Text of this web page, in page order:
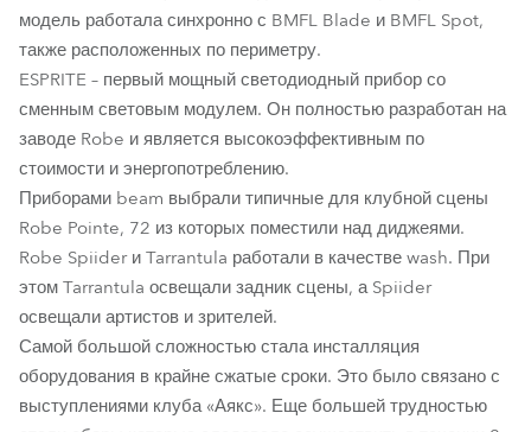
модель работала синхронно с BMFL Blade и BMFL Spot,
также расположенных по периметру.
ESPRITE – первый мощный светодиодный прибор со
сменным световым модулем. Он полностью разработан на
заводе Robe и является высокоэффективным по
стоимости и энергопотреблению.
Приборами beam выбрали типичные для клубной сцены
Robe Pointe, 72 из которых поместили над диджеями.
Robe Spiider и Tarrantula работали в качестве wash. При
этом Tarrantula освещали задник сцены, а Spiider
освещали артистов и зрителей.
Самой большой сложностью стала инсталляция
оборудования в крайне сжатые сроки. Это было связано с
выступлениями клуба «Аякс». Еще большей трудностью